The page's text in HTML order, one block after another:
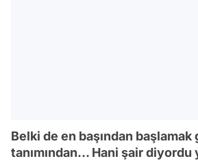
Belki de en başından başlamak
tanımından… Hani şair diyordu